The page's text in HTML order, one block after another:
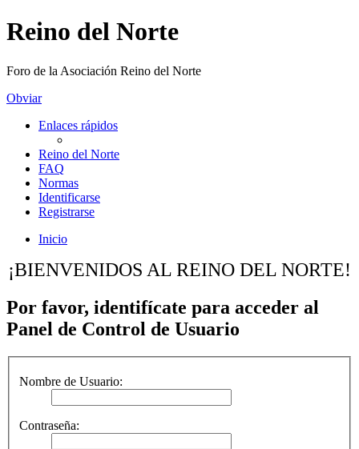
Reino del Norte
Foro de la Asociación Reino del Norte
Obviar
Enlaces rápidos
Reino del Norte
FAQ
Normas
Identificarse
Registrarse
Inicio
¡BIENVENIDOS AL REINO DEL NORTE!
Por favor, identifícate para acceder al
Panel de Control de Usuario
Nombre de Usuario:
Contraseña: